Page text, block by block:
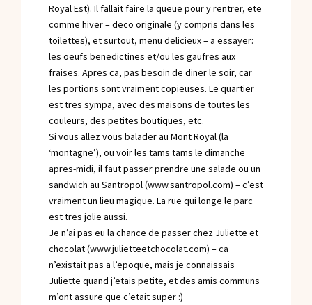
Royal Est). Il fallait faire la queue pour y rentrer, ete
comme hiver – deco originale (y compris dans les
toilettes), et surtout, menu delicieux – a essayer:
les oeufs benedictines et/ou les gaufres aux
fraises. Apres ca, pas besoin de diner le soir, car
les portions sont vraiment copieuses. Le quartier
est tres sympa, avec des maisons de toutes les
couleurs, des petites boutiques, etc.
Si vous allez vous balader au Mont Royal (la
‘montagne’), ou voir les tams tams le dimanche
apres-midi, il faut passer prendre une salade ou un
sandwich au Santropol (www.santropol.com) – c’est
vraiment un lieu magique. La rue qui longe le parc
est tres jolie aussi.
Je n’ai pas eu la chance de passer chez Juliette et
chocolat (www.julietteetchocolat.com) – ca
n’existait pas a l’epoque, mais je connaissais
Juliette quand j’etais petite, et des amis communs
m’ont assure que c’etait super :)